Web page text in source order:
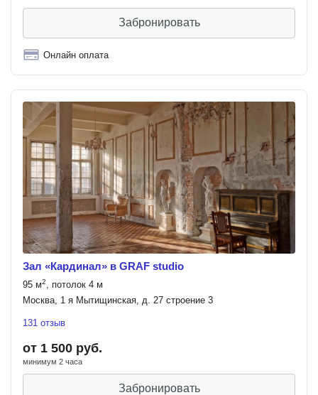
Забронировать
Онлайн оплата
Зал «Кардинал» в GRAF studio
95 м2, потолок 4 м
Москва, 1 я Мытищинская, д. 27 строение 3
131 отзыв
от 1 500 руб.
минимум 2 часа
Забронировать